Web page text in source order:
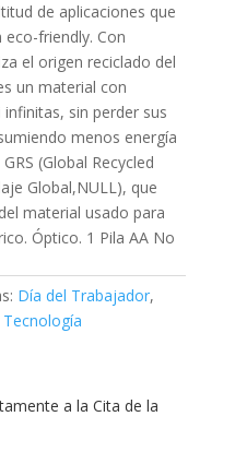
de aplicaciones que
friendly. Con
el origen reciclado del
un material con
sin perder sus
menos energía
(Global Recycled
Global,NULL), que
material usado para
Óptico. 1 Pila AA No
Día del Trabajador,
Tecnología
a la Cita de la